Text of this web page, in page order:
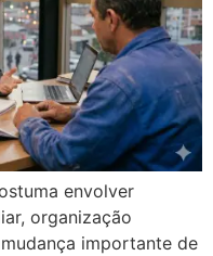
envolver
organização
importante de